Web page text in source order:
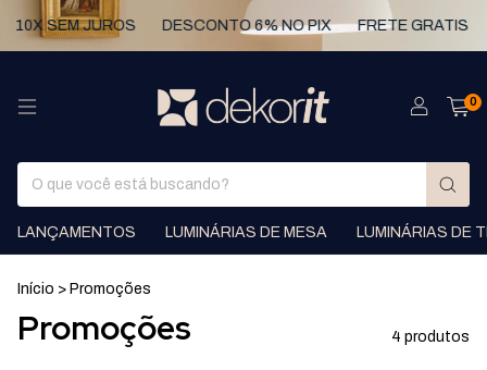
10X SEM JUROS DESCONTO 6% NO PIX FRETE GRATIS
0
LANÇAMENTOS LUMINÁRIAS DE MESA LUMINÁRIAS DE
Início > Promoções
Promoções 4 produtos